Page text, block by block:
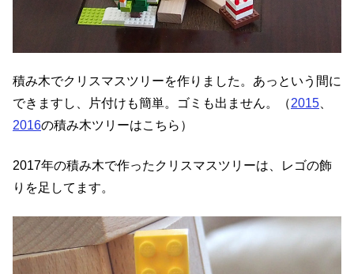
積み木でクリスマスツリーを作りました。あっという間に
できますし、片付けも簡単。ゴミも出ません。（2015
2016の積み木ツリーはこちら）
2017年の積み木で作ったクリスマスツリーは、レゴの飾
りを足してます。